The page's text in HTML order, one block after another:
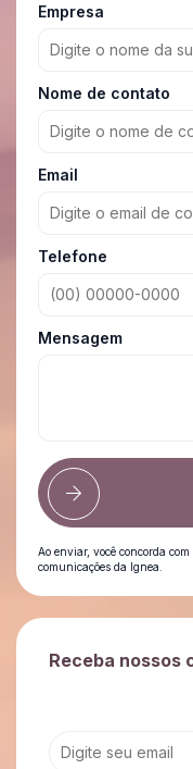
Empresa
Nome de contato
Email
Telefone
Mensagem
Ao enviar, você concorda com
comunicações da Ignea.
Receba nossos